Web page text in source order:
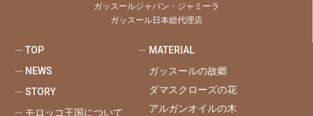
ガッスールジャパン・ジャミーラ
ガッスール日本総代理店
TOP
NEWS
STORY
モロッコ王国について
MATERIAL
ガッスールの故郷
ダマスクローズの花
アルガンオイルの木